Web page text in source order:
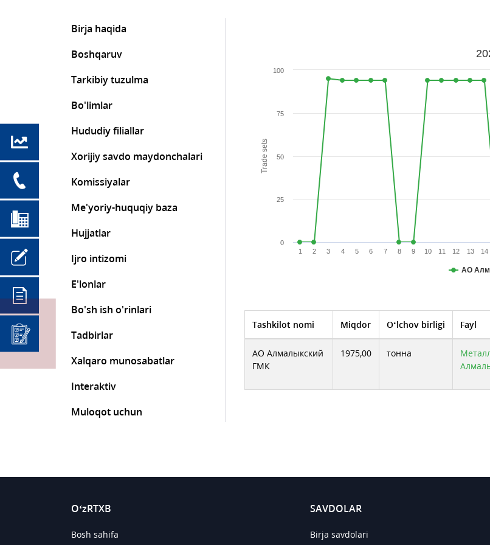
Birja haqida
Boshqaruv
Tarkibiy tuzulma
Bo'limlar
Hududiy filiallar
Xorijiy savdo maydonchalari
Komissiyalar
Me'yoriy-huquqiy baza
Hujjatlar
Ijro intizomi
E'lonlar
Bo'sh ish o'rinlari
Tadbirlar
Xalqaro munosabatlar
Interaktiv
Muloqot uchun
Trade sets
АО
1 2 3 4 5 6 7 8 9 10 11 12 13 14
0
25
50
75
100
Tashkilot nomi Miqdor O‘lchov birligi Fayl
АО Алмалыкский
ГМК
1975,00 тонна
O‘zRTXB
Bosh sahifa
SAVDOLAR
Birja savdolari